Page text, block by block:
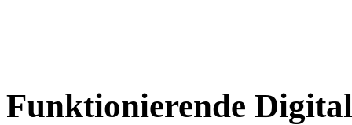
Funktionierende